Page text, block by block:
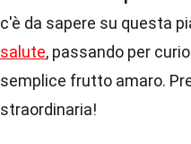
c'è da sapere su questa
salute, passando per
semplice frutto amaro.
straordinaria!